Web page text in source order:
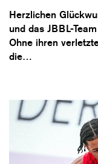
Herzlichen
und das JBBL-
Ohne ihren
die…